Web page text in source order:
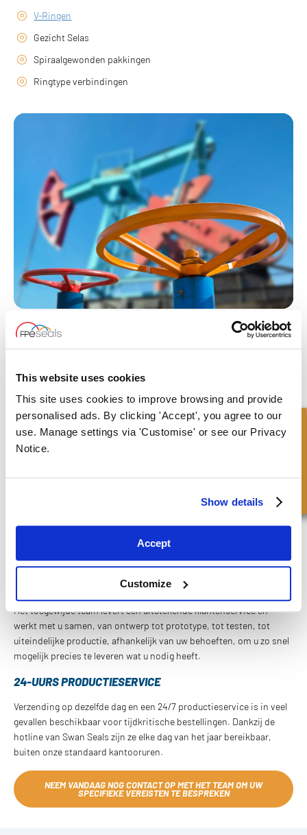
This website uses cookies
This site uses cookies to improve browsing and provide
personalised ads. By clicking 'Accept', you agree to our
use. Manage settings via 'Customise' or see our Privacy
Notice.
Show details
Accept
Customize
V-Ringen
Gezicht Selas
Spiraalgewonden pakkingen
Ringtype verbindingen
SERVICE OP BESTELLING EN DESKUNDIG
TECHNISCH ADVIES
Swan Seals is een FPE-bedrijf gevestigd in Aberdeen, met een
bijzondere expertise in het voorzien in de behoeften van de olie- en
gasindustrie.
De bekwame ingenieurs en technici van het team bieden
ontwerpmogelijkheden van wereldklasse en leveren afdichtingen
De reputatie van Swan Seals als leverancier van snelle oplossingen
heeft ertoe geleid dat ze een vertrouwde leverancier zijn geworden
voor een breed scala aan olie- en gasklanten wereldwijd, van
onafhankelijke ondernemingen, van de Noordzee tot het Midden-
Oosten en West-Afrika , Zuid-Amerika en de Golf van Mexico.
Het toegewijde team levert een uitstekende klantenservice en
werkt met u samen, van ontwerp tot prototype, tot testen, tot
uiteindelijke productie, afhankelijk van uw behoeften, om u zo snel
mogelijk precies te leveren wat u nodig heeft.
24-UURS PRODUCTIESERVICE
Verzending op dezelfde dag en een 24/7 productieservice is in veel
gevallen beschikbaar voor tijdkritische bestellingen. Dankzij de
hotline van Swan Seals zijn ze elke dag van het jaar bereikbaar,
buiten onze standaard kantooruren.
NEEM VANDAAG NOG CONTACT OP MET HET TEAM OM UW
SPECIFIEKE VEREISTEN TE BESPREKEN
Snel onderzoek